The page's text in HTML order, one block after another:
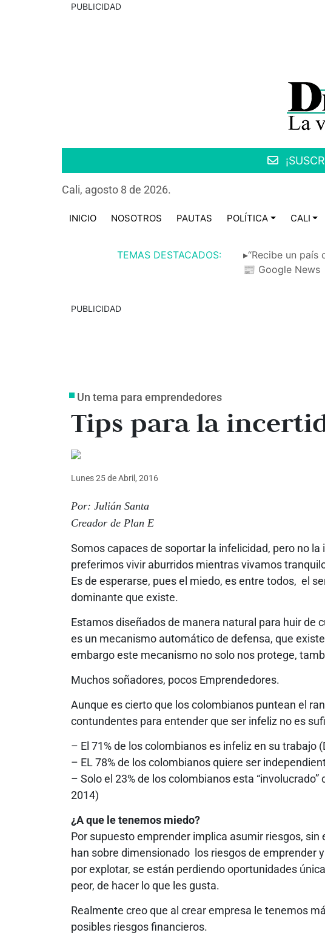
PUBLICIDAD
Cali, agosto 8 de 2026.
INICIO NOSOTROS PAUTAS POLÍTICA CALI
TEMAS DESTACADOS: ▸“Recibe un país
📰 Google News
PUBLICIDAD
Un tema para emprendedores
Tips para la
Lunes 25deAbril, 2016
Por: Julián Santa
Creador de Plan E
Somos capaces de soportar la infelicidad, pero no
preferimos vivir aburridos mientras vivamos
Es de esperarse, pues el miedo, es entre todos, el
dominante que existe.
Estamos diseñados de manera natural para huir de
es un mecanismo automático de defensa, que
embargo este mecanismo no solo nos protege,
Muchos soñadores, pocos Emprendedores.
Aunque es cierto que los colombianos puntean el
contundentes para entender que ser infeliz no es
– El 71% de los colombianos es infeliz en su trabajo
– EL 78% de los colombianos quiere ser
– Solo el 23% de los colombianos esta
2014)
¿A que le tenemos miedo?
Por supuesto emprender implica asumir riesgos,
han sobre dimensionado los riesgos de emprender
por explotar, se están perdiendo oportunidades
peor, de hacer lo que les gusta.
Realmente creo que al crear empresa le tenemos
posibles riesgos financieros.